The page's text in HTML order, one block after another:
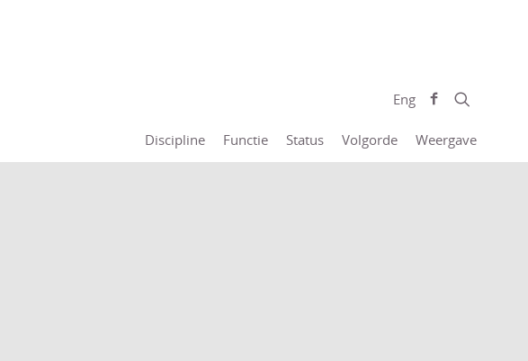
Eng
Discipline Functie Status Volgorde Weergave